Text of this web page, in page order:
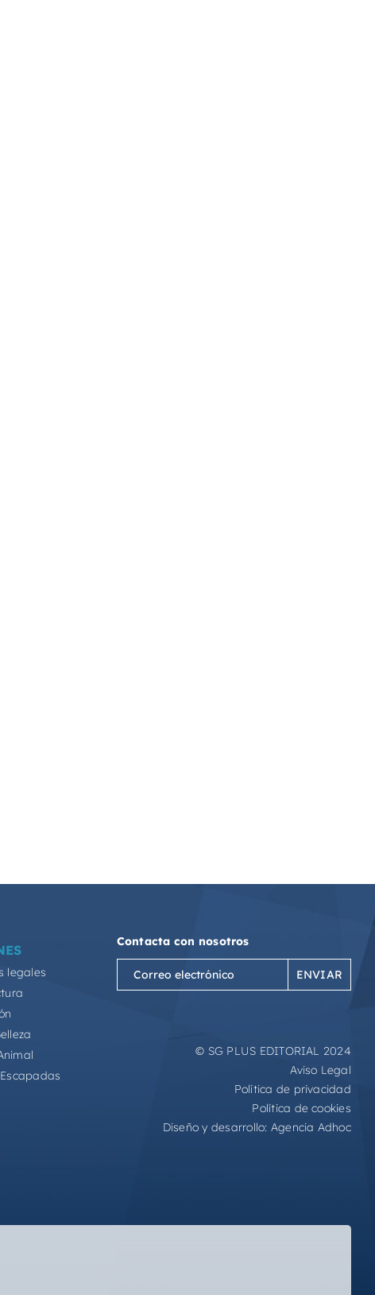
legales
Contacta con nosotros
Correo
electrónico
© SG PLUS EDITORIAL 2024
Aviso Legal
Política de privacidad
Política de cookies
Diseño y desarrollo: Agencia Adhoc